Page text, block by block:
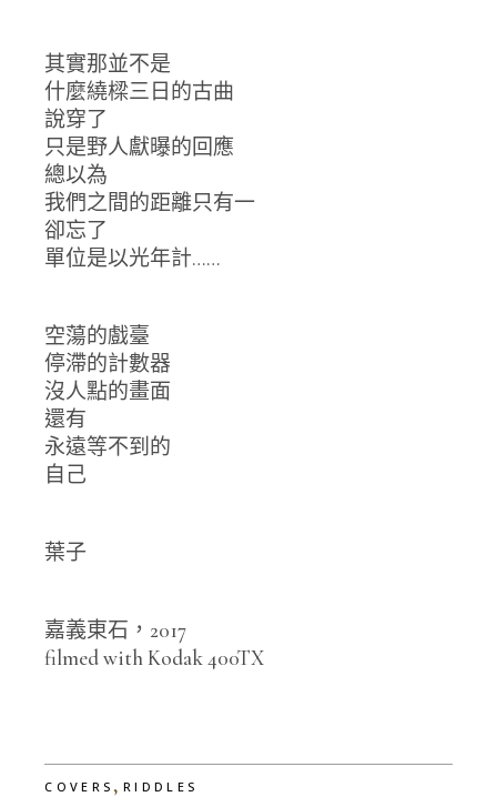
其實那並不是
什麼繞樑三日的古曲
說穿了
只是野人獻曝的回應
總以為
我們之間的距離只有一
卻忘了
單位是以光年計……
空蕩的戲臺
停滯的計數器
沒人點的畫面
還有
永遠等不到的
自己
葉子
嘉義東石，2017
filmed with Kodak 400TX
COVERS ,RIDDLES